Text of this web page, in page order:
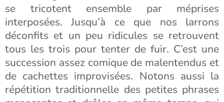
se tricotent ensemble par méprises
interposées. Jusqu’à ce que nos larrons
déconfits et un peu ridicules se retrouvent
tous les trois pour tenter de fuir. C’est une
succession assez comique de malentendus et
de cachettes improvisées. Notons aussi la
répétition traditionnelle des petites phrases